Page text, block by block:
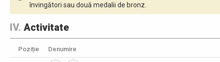
învingători sau două medalii de bronz.
IV. Activitate
Poziție Denumire